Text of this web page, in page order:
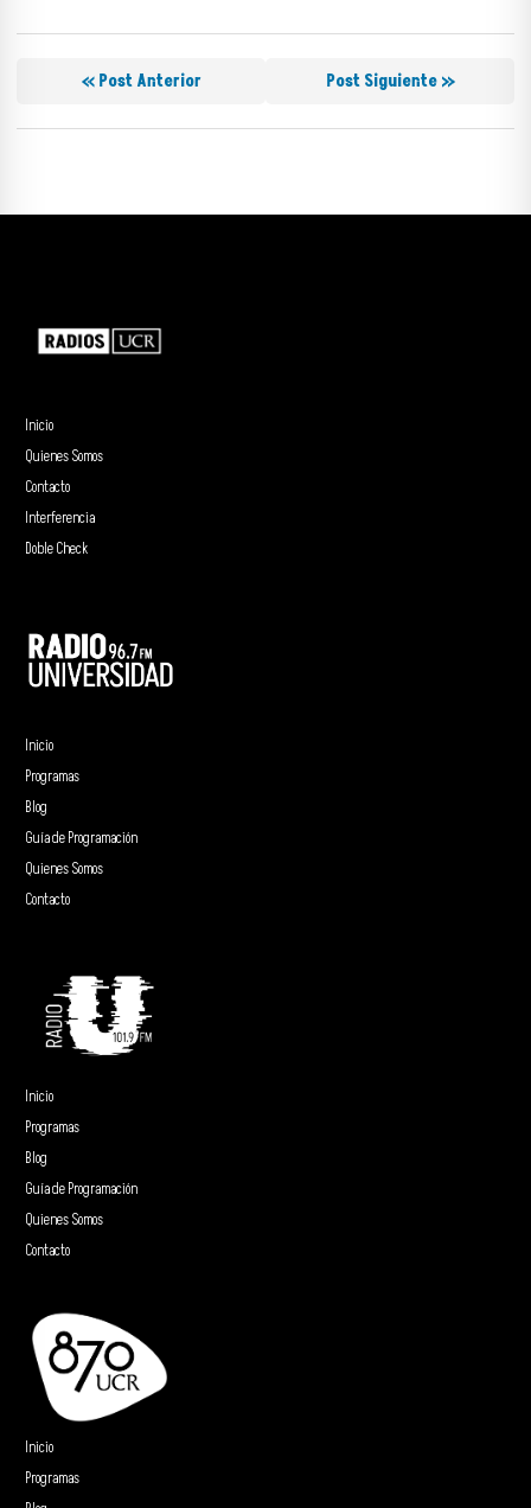
« Post Anterior Post Siguiente »
Inicio
Quienes Somos
Contacto
Interferencia
Doble Check
Inicio
Programas
Blog
Guía de Programación
Quienes Somos
Contacto
Inicio
Programas
Blog
Guía de Programación
Quienes Somos
Contacto
Inicio
Programas